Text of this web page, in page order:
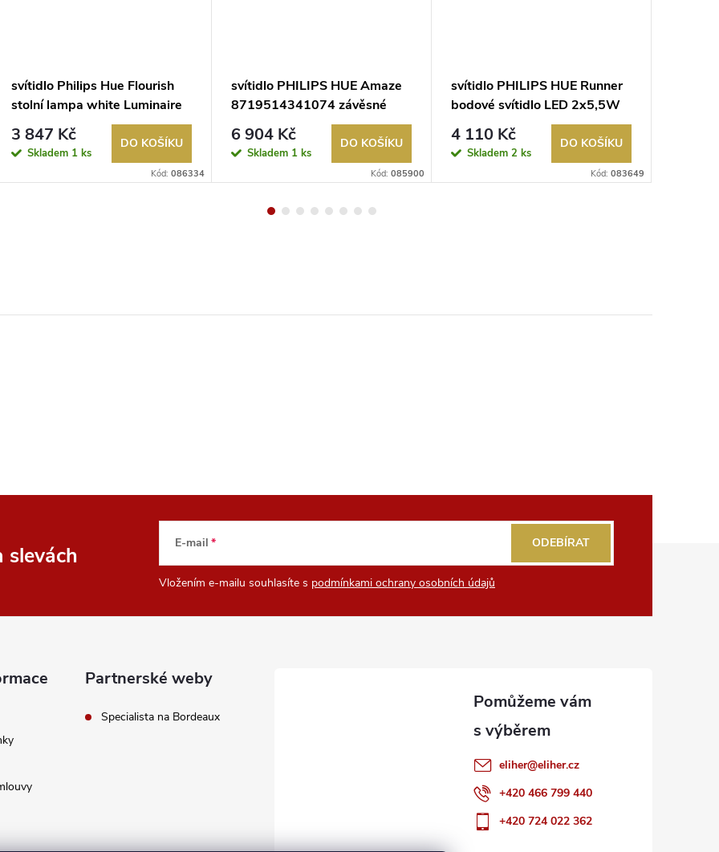
svítidlo Philips Hue Flourish
stolní lampa white Luminaire
+ E27 WCA bulb ZB+BT
3 847 Kč
Skladem 1 ks
DO KOŠÍKU
Kód: 086334
svítidlo PHILIPS HUE Amaze
8719514341074 závěsné
LED 25W/3000lm 2200-
6500K černá
6 904 Kč
Skladem 1 ks
DO KOŠÍKU
Kód: 085900
svítidlo PHILIPS HUE Runner
bodové svítidlo LED 2x5,5W
GU10 2x350lm 2200-6500K
bílá
4 110 Kč
Skladem 2 ks
DO KOŠÍKU
Kód: 083649
slevách E-mail
Vložením e-mailu souhlasíte s podmínkami ochrany osobních údajů
ODEBÍRAT
Partnerské weby
Specialista na Bordeaux
eliher@eliher.cz
+420 466 799 440
+420 724 022 362